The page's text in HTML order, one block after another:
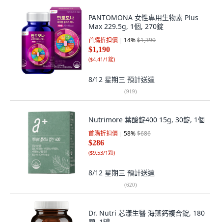
PANTOMONA 女性專用生物素 Plus
Max 229.5g, 1個, 270錠
首購折扣價 14%$1,390
$1,190
($4.41/1錠)
8/12 星期三 預計送達
(919)
Nutrimore 葉酸錠400 15g, 30錠, 1個
首購折扣價 58%$686
$286
($9.53/1顆)
8/12 星期三 預計送達
(620)
Dr. Nutri 芯漾生醫 海藻鈣複合錠, 180